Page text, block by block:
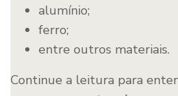
alumínio;
ferro;
entre outros materiais.
Continue a leitura para